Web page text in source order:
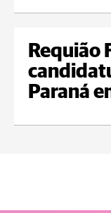
Requião
Paraná